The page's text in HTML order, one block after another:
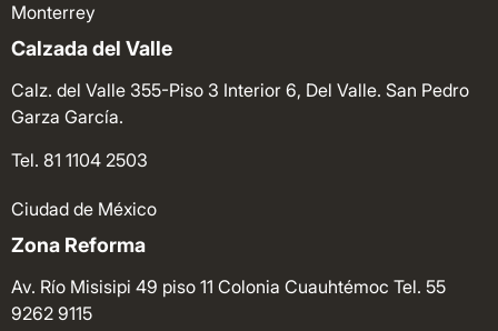
Monterrey
Calzada del Valle
Calz. del Valle 355-Piso 3 Interior 6, Del Valle. San Pedro
Garza García.
Tel. 81 1104 2503
Ciudad de México
Zona Reforma
Av. Río Misisipi 49 piso 11 Colonia Cuauhtémoc Tel. 55
9262 9115